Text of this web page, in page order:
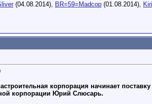
(04.08.2014), BR=59=Madcop (01.08.2014),
корпорация начинает
корпорации Юрий Слюсарь.